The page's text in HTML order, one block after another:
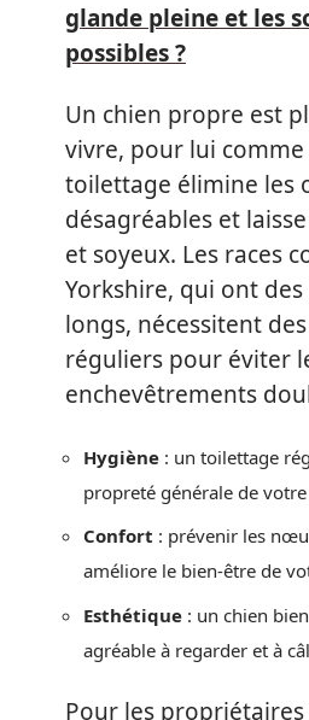
glande pleine et les
possibles ?
Un chien propre est
vivre, pour lui
toilettage élimine les
désagréables et
et soyeux. Les races
Yorkshire, qui ont
longs, nécessitent
réguliers pour éviter
enchevêtrements
Hygiène : un toilettage
propreté générale de
Confort : prévenir les
améliore le bien-être de
Esthétique : un chien
agréable à regarder et à
Pour les propriétaires